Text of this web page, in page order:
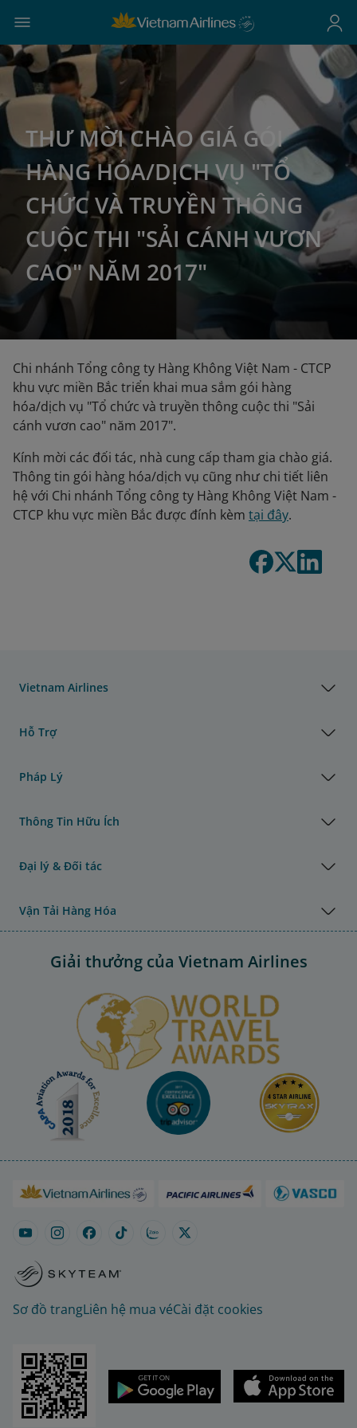
THƯ MỜI CHÀO GIÁ GÓI
HÀNG HÓA/DỊCH VỤ "TỔ
CHỨC VÀ TRUYỀN THÔNG
CUỘC THI "SẢI CÁNH VƯƠN
CAO" NĂM 2017"
Chi nhánh Tổng công ty Hàng Không Việt Nam - CTCP
khu vực miền Bắc triển khai mua sắm gói hàng
hóa/dịch vụ "Tổ chức và truyền thông cuộc thi "Sải
cánh vươn cao" năm 2017".
Kính mời các đối tác, nhà cung cấp tham gia chào giá.
Thông tin gói hàng hóa/dịch vụ cũng như chi tiết liên
hệ với Chi nhánh Tổng công ty Hàng Không Việt Nam -
CTCP khu vực miền Bắc được đính kèm tại đây.
Vietnam Airlines
Hỗ Trợ
Pháp Lý
Thông Tin Hữu Ích
Đại lý & Đối tác
Vận Tải Hàng Hóa
Giải thưởng của Vietnam Airlines
Sơ đồ trangLiên hệ mua véCài đặt cookies